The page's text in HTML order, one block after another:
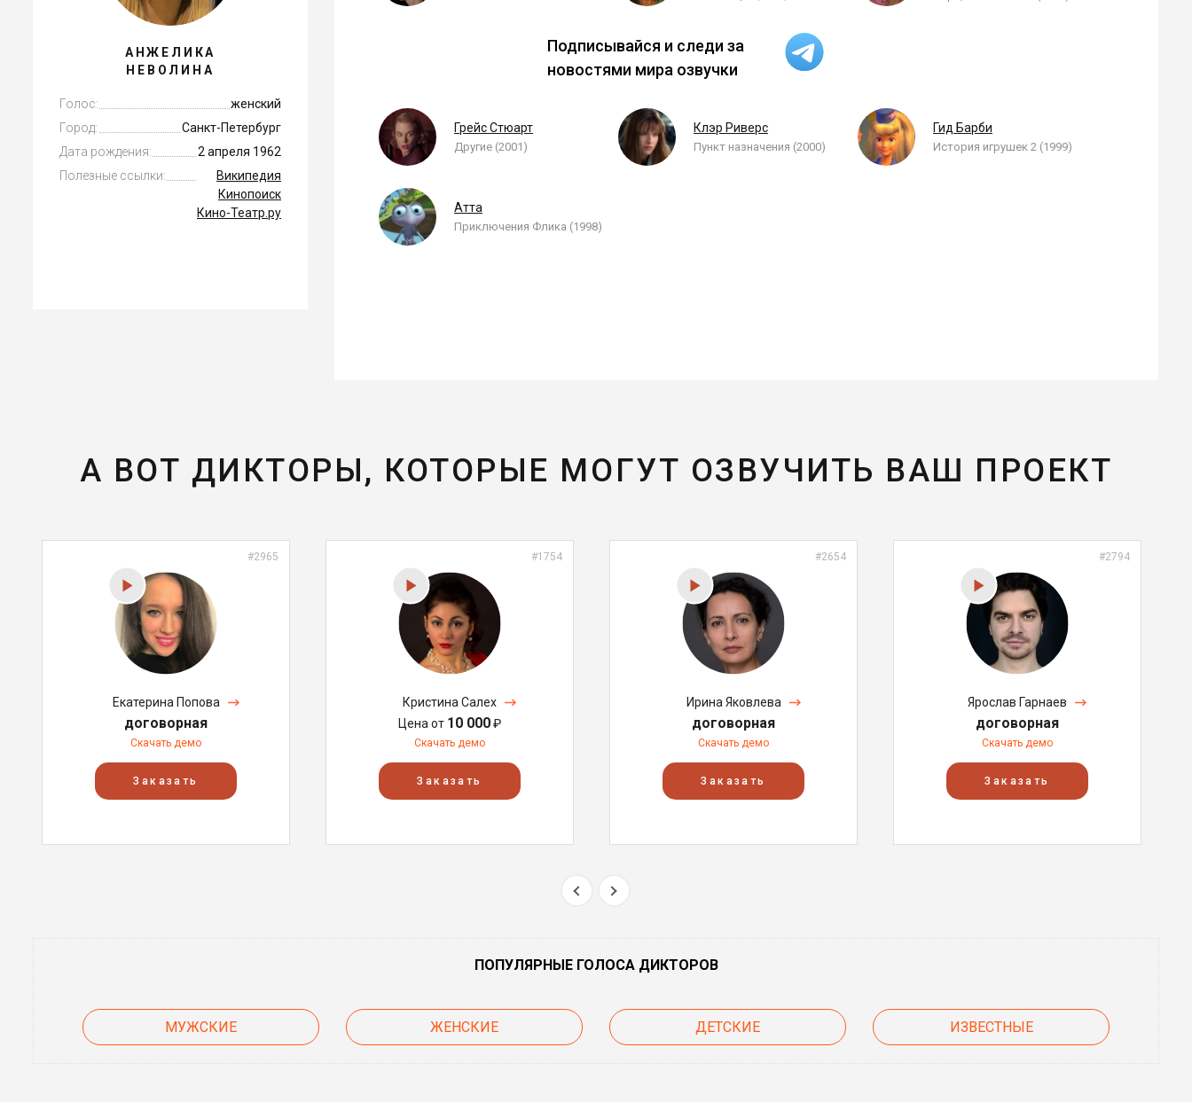
АНЖЕЛИКА
НЕВОЛИНА
Голос:
женский
Город:
Санкт-Петербург
Дата рождения:
2 апреля 1962
Полезные ссылки:
Википедия
Кинопоиск
Кино-Театр.ру
Подписывайся и следи за
новостями мира озвучки
Грейс Стюарт
Другие (2001)
Клэр Риверс
Пункт назначения (2000)
Гид Барби
История игрушек 2 (1999)
Атта
Приключения Флика (1998)
А ВОТ ДИКТОРЫ, КОТОРЫЕ МОГУТ ОЗВУЧИТЬ ВАШ ПРОЕКТ
#2965
Екатерина Попова
договорная
Скачать демо
Заказать
#1754
Кристина Салех
Цена от 10 000₽
Скачать демо
Заказать
#2654
Ирина Яковлева
договорная
Скачать демо
Заказать
#2794
Ярослав Гарнаев
договорная
Скачать демо
Заказать
ПОПУЛЯРНЫЕ ГОЛОСА ДИКТОРОВ
МУЖСКИЕ ЖЕНСКИЕ ДЕТСКИЕ ИЗВЕСТНЫЕ